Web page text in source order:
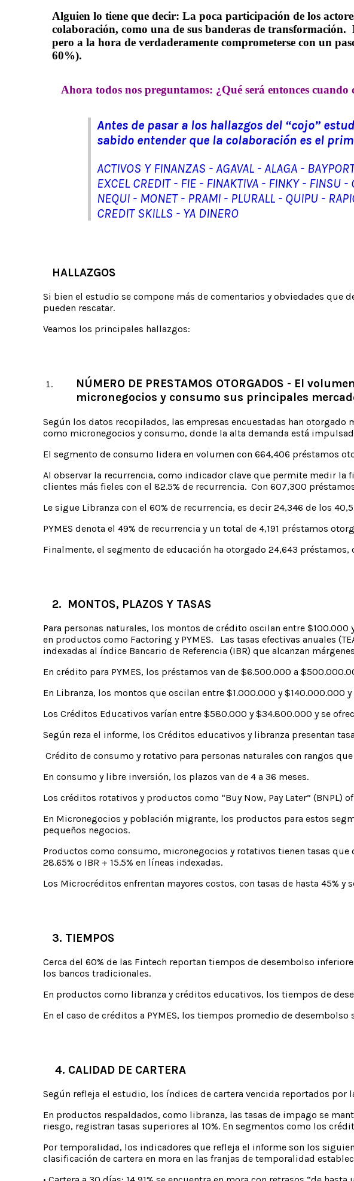
Alguien lo tiene que decir: La poca participación de los
colaboración, como una de sus banderas de
pero a la hora de verdaderamente comprometerse con un
60%).
Ahora todos nos preguntamos: ¿Qué será entonces
Antes de pasar a los hallazgos del “cojo”
sabido entender que la colaboración es el
ACTIVOS Y FINANZAS - AGAVAL - ALAGA -
EXCEL CREDIT - FIE - FINAKTIVA - FINKY - FINSU
NEQUI - MONET - PRAMI - PLURALL - QUIPU -
CREDIT SKILLS - YA DINERO
HALLAZGOS
Si bien el estudio se compone más de comentarios y obviedades que
pueden rescatar.
Veamos los principales hallazgos:
NÚMERO DE PRESTAMOS OTORGADOS - El
micronegocios y consumo sus principales
Según los datos recopilados, las empresas encuestadas han
como micronegocios y consumo, donde la alta demanda está
El segmento de consumo lidera en volumen con 664,406 préstamos
Al observar la recurrencia, como indicador clave que permite medir la
clientes más fieles con el 82.5% de recurrencia. Con 607,300
Le sigue Libranza con el 60% de recurrencia, es decir 24,346 de los
PYMES denota el 49% de recurrencia y un total de 4,191 préstamos
Finalmente, el segmento de educación ha otorgado 24,643 préstamos,
2. MONTOS, PLAZOS Y TASAS
Para personas naturales, los montos de crédito oscilan entre
en productos como Factoring y PYMES. Las tasas efectivas anuales
indexadas al índice Bancario de Referencia (IBR) que alcanzan
En crédito para PYMES, los préstamos van de $6.500.000 a
En Libranza, los montos que oscilan entre $1.000.000 y $140.000.000
Los Créditos Educativos varían entre $580.000 y $34.800.000 y se
Según reza el informe, los Créditos educativos y libranza presentan
Crédito de consumo y rotativo para personas naturales con rangos
En consumo y libre inversión, los plazos van de 4 a 36 meses.
Los créditos rotativos y productos como “Buy Now, Pay Later” (BNPL)
En Micronegocios y población migrante, los productos para estos
pequeños negocios.
Productos como consumo, micronegocios y rotativos tienen tasas que
28.65% o IBR + 15.5% en líneas indexadas.
Los Microcréditos enfrentan mayores costos, con tasas de hasta 45% y
3. TIEMPOS
Cerca del 60% de las Fintech reportan tiempos de desembolso
los bancos tradicionales.
En productos como libranza y créditos educativos, los tiempos de
En el caso de créditos a PYMES, los tiempos promedio de
4. CALIDAD DE CARTERA
Según refleja el estudio, los índices de cartera vencida reportados por
En productos respaldados, como libranza, las tasas de impago se
riesgo, registran tasas superiores al 10%. En segmentos como los
Por temporalidad, los indicadores que refleja el informe son los
clasificación de cartera en mora en las franjas de temporalidad